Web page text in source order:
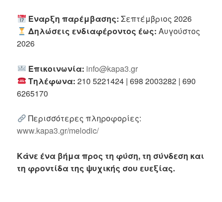
Έναρξη παρέμβασης: Σεπτέμβριος 2026
Δηλώσεις ενδιαφέροντος έως: Αυγούστος
2026
Επικοινωνία: info@kapa3.gr
Τηλέφωνα: 210 5221424 | 698 2003282 | 690
6265170
Περισσότερες πληροφορίες:
www.kapa3.gr/melodic/
Κάνε ένα βήμα προς τη φύση, τη σύνδεση και
τη φροντίδα της ψυχικής σου ευεξίας.